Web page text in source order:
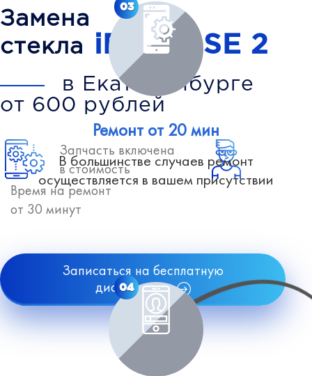
Замена
стекла
iPhone SE 2
в Екатеринбурге
от 600 рублей
Запчасть включена
в стоимость
Время на ремонт
от 30 минут
Записаться на бесплатную
диагностику
03
Ремонт от 20 мин
В большинстве случаев ремонт
осуществляется в вашем присутствии
04